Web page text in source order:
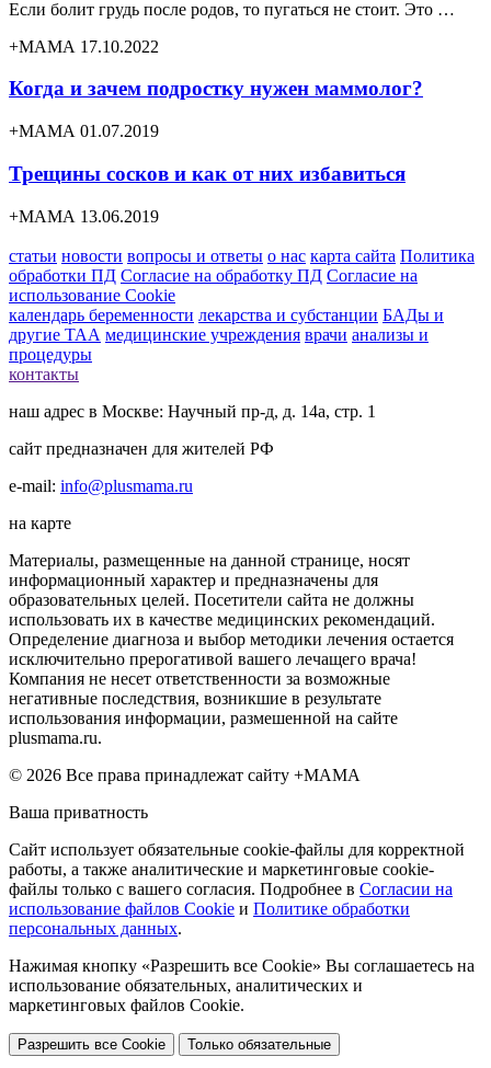
Если болит грудь после родов, то пугаться не стоит. Это …
+МАМА 17.10.2022
Когда и зачем подростку нужен маммолог?
+МАМА 01.07.2019
Трещины сосков и как от них избавиться
+МАМА 13.06.2019
статьи новости вопросы и ответы о нас карта сайта Политика
обработки ПД Согласие на обработку ПД Согласие на
использование Cookie
календарь беременности лекарства и субстанции БАДы и
другие ТАА медицинские учреждения врачи анализы и
процедуры
контакты
наш адрес в Москве: Научный пр-д, д. 14а, стр. 1
сайт предназначен для жителей РФ
e-mail: info@plusmama.ru
на карте
Материалы, размещенные на данной странице, носят
информационный характер и предназначены для
образовательных целей. Посетители сайта не должны
использовать их в качестве медицинских рекомендаций.
Определение диагноза и выбор методики лечения остается
исключительно прерогативой вашего лечащего врача!
Компания не несет ответственности за возможные
негативные последствия, возникшие в результате
использования информации, размешенной на сайте
plusmama.ru.
© 2026 Все права принадлежат сайту +МАМА
Ваша приватность
Сайт использует обязательные cookie-файлы для корректной
работы, а также аналитические и маркетинговые cookie-
файлы только с вашего согласия. Подробнее в Согласии на
использование файлов Cookie и Политике обработки
персональных данных.
Нажимая кнопку «Разрешить все Cookie» Вы соглашаетесь на
использование обязательных, аналитических и
маркетинговых файлов Cookie.
Разрешить все Cookie Только обязательные